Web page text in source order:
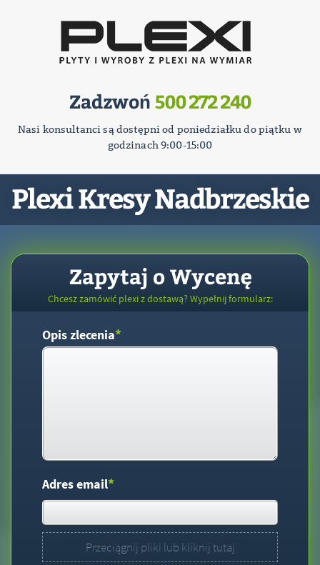
Zadzwoń 500 272 240
Nasi konsultanci są dostępni od poniedziałku do piątku w
godzinach 9:00-15:00
Plexi Kresy Nadbrzeskie
Zapytaj o Wycenę
Chcesz zamówić plexi z dostawą? Wypełnij formularz:
Opis zlecenia*
Adres email*
Przeciągnij pliki lub kliknij tutaj